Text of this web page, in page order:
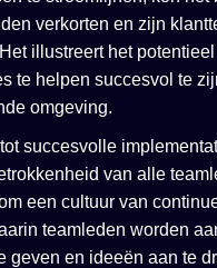
verkorten en zijn
illustreert het
te helpen succesvol te
omgeving.
succesvolle
van alle
een cultuur van
teamleden worden
geven en ideeën aan te